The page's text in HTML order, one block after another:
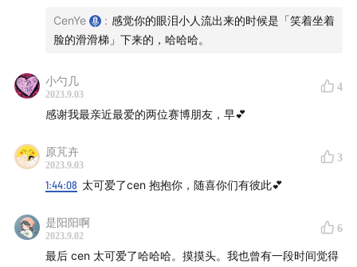
CenYe : 感觉你的眼泪小人流出来的时候是「笑着坐着
脸的滑滑梯」下来的，哈哈哈。
小勺几
2023.9.03
4
感谢我最亲近最爱的两位赛博朋友，早💕
原芃卉
2023.9.03
3
1:44:08 太可爱了cen 抱抱你，随喜你们有彼此💕
是阳阳啊
2023.9.02
6
最后 cen 太可爱了哈哈哈。摸摸头。我也曾有一段时间觉得